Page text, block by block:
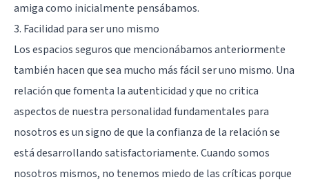
amiga como inicialmente pensábamos.
3. Facilidad para ser uno mismo
Los espacios seguros que mencionábamos anteriormente
también hacen que sea mucho más fácil ser uno mismo. Una
relación que fomenta la autenticidad y que no critica
aspectos de nuestra personalidad fundamentales para
nosotros es un signo de que la confianza de la relación se
está desarrollando satisfactoriamente. Cuando somos
nosotros mismos, no tenemos miedo de las críticas porque